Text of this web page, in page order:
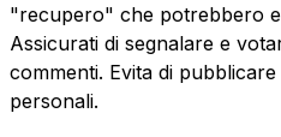
"recupero" che potrebbero
Assicurati di segnalare e
commenti. Evita di
personali.